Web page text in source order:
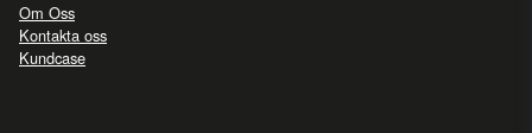
Om Oss
Kontakta oss
Kundcase